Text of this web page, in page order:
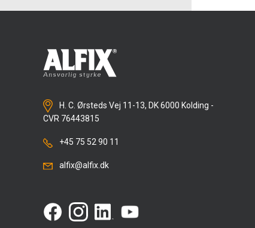
H. C. Ørsteds Vej 11-13, DK 6000 Kolding -
CVR 76443815
+45 75 52 90 11
alfix@alfix.dk